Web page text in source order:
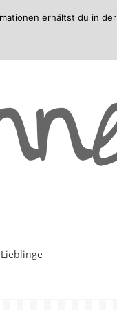
erhältst du in der